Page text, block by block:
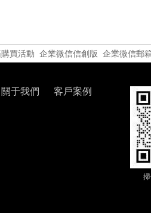
買活動 企業微信信創版 企業微信郵
關于我們 客戶案例